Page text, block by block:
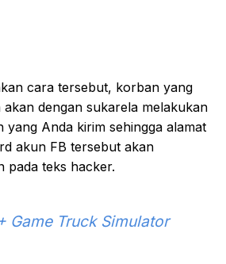
cara tersebut, korban yang
dengan sukarela melakukan
yang Anda kirim sehingga alamat
akun FB tersebut akan
pada teks hacker.
Game Truck Simulator